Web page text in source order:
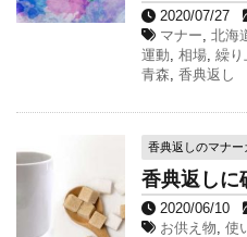
2020/07/27
マナー 北海
運動 相場 繰り
青森 香典返し
香典返しのマナー
香典返しに
2020/06/10
お供え物 使